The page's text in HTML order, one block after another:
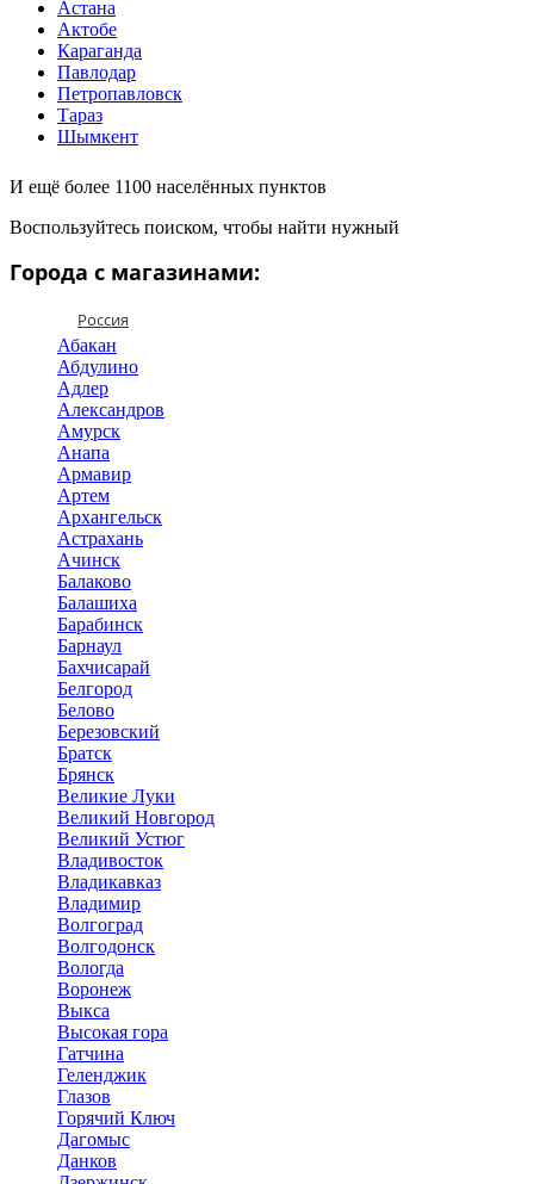
Астана
Актобе
Караганда
Павлодар
Петропавловск
Тараз
Шымкент
И ещё более 1100 населённых пунктов
Воспользуйтесь поиском, чтобы найти нужный
Города с магазинами:
Россия
Абакан
Абдулино
Адлер
Александров
Амурск
Анапа
Армавир
Артем
Архангельск
Астрахань
Ачинск
Балаково
Балашиха
Барабинск
Барнаул
Бахчисарай
Белгород
Белово
Березовский
Братск
Брянск
Великие Луки
Великий Новгород
Великий Устюг
Владивосток
Владикавказ
Владимир
Волгоград
Волгодонск
Вологда
Воронеж
Выкса
Высокая гора
Гатчина
Геленджик
Глазов
Горячий Ключ
Дагомыс
Данков